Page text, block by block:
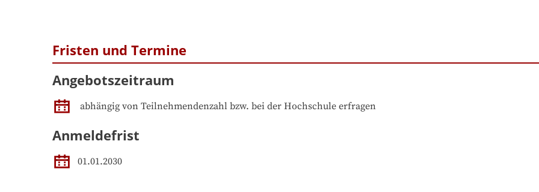
Fristen und Termine
Angebotszeitraum
abhängig von Teilnehmendenzahl bzw. bei der Hochschule erfragen
Anmeldefrist
01.01.2030